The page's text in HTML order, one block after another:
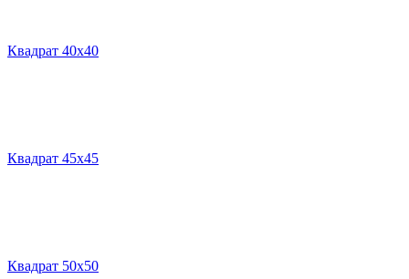
Квадрат 40х40
Квадрат 45х45
Квадрат 50х50